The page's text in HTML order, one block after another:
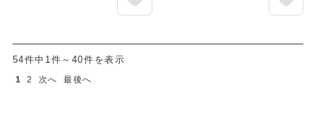
54件中1件～40件を表示
1 2 次へ 最後へ